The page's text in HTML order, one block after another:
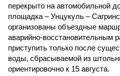
перекрыто на автомобильной
площадка – Унцукуль –
организованы объездные
аварийно-восстановительным
приступить только после
воды, сбрасываемой из
ориентировочно к 15 августа.